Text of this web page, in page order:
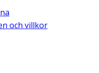
och villkor